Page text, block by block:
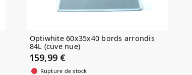
Optiwhite 60x35x40 bords arrondis
84L (cuve nue)
159,99 €
Rupture de stock